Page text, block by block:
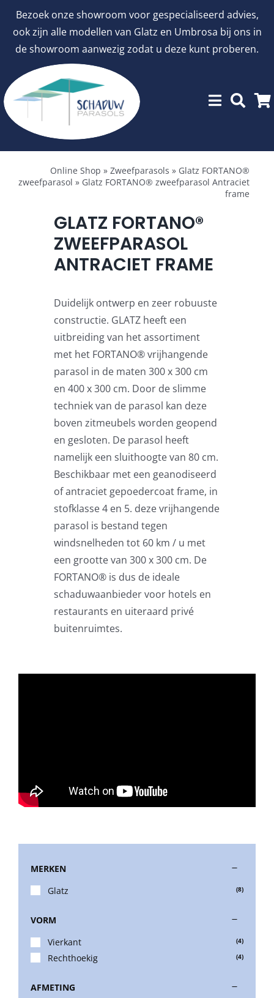
Bezoek onze showroom voor gespecialiseerd advies,
ook zijn alle modellen van Glatz en Umbrosa bij ons in
de showroom aanwezig zodat u deze kunt proberen.
inhoud
Menu
Stokparasols
Horeca parasols
Muurparasols
Schaduwdoeken
Snel leverbaar
Parasolvoeten
Balkonklemmen
Beschermhoezen
Onze merken
Online Shop » Zweefparasols » Glatz FORTANO®
zweefparasol » Glatz FORTANO® zweefparasol Antraciet
frame
GLATZ FORTANO®
ZWEEFPARASOL
ANTRACIET FRAME
Duidelijk ontwerp en zeer robuuste
constructie. GLATZ heeft een
uitbreiding van het assortiment
met het FORTANO® vrijhangende
parasol in de maten 300 x 300 cm
en 400 x 300 cm. Door de slimme
techniek van de parasol kan deze
boven zitmeubels worden geopend
en gesloten. De parasol heeft
namelijk een sluithoogte van 80 cm.
Beschikbaar met een geanodiseerd
of antraciet gepoedercoat frame, in
stofklasse 4 en 5. deze vrijhangende
parasol is bestand tegen
windsnelheden tot 60 km / u met
een grootte van 300 x 300 cm. De
FORTANO® is dus de ideale
schaduwaanbieder voor hotels en
restaurants en uiteraard privé
buitenruimtes.
MERKEN
Glatz
(8)
VORM
Vierkant
(4)
Rechthoekig (4)
AFMETING